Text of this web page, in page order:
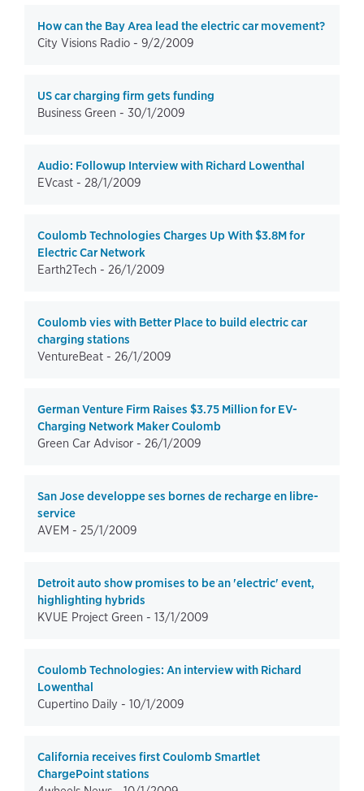
How can the Bay Area lead the electric car movement?
City Visions Radio - 9/2/2009
US car charging firm gets funding
Business Green - 30/1/2009
Audio: Followup Interview with Richard Lowenthal
EVcast - 28/1/2009
Coulomb Technologies Charges Up With $3.8M for
Electric Car Network
Earth2Tech - 26/1/2009
Coulomb vies with Better Place to build electric car
charging stations
VentureBeat - 26/1/2009
German Venture Firm Raises $3.75 Million for EV-
Charging Network Maker Coulomb
Green Car Advisor - 26/1/2009
San Jose developpe ses bornes de recharge en libre-
service
AVEM - 25/1/2009
Detroit auto show promises to be an 'electric' event,
highlighting hybrids
KVUE Project Green - 13/1/2009
Coulomb Technologies: An interview with Richard
Lowenthal
Cupertino Daily - 10/1/2009
California receives first Coulomb Smartlet
ChargePoint stations